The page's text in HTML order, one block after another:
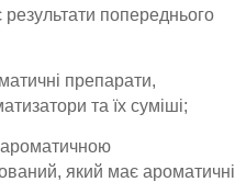
попереднього
препарати,
та їх суміші;
ароматичною
який має ароматичні